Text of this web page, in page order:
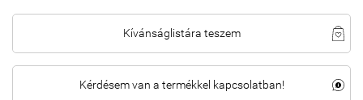
Kívánságlistára teszem
Kérdésem van a termékkel kapcsolatban!